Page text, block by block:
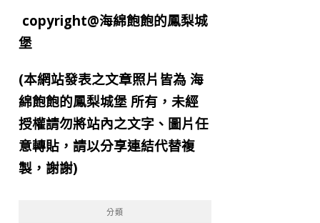
copyright@海綿飽飽的鳳梨城
堡
(本網站發表之文章照片皆為 海
綿飽飽的鳳梨城堡 所有，未經
授權請勿將站內之文字、圖片任
意轉貼，請以分享連結代替複
製，謝謝)
分類